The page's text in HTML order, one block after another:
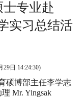
专业赴
实习总结活
29日 14:24:30)
硕博部主任李学志
Mr. Yingsak